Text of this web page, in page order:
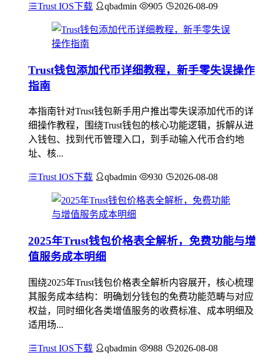
Trust IOS下载 qbadmin 905 2026-08-09
Trust钱包添加代币详细教程，新手零失误操作
指南
本指南针对Trust钱包新手用户推出零失误添加代币的详
细操作教程，围绕Trust钱包的核心功能逻辑，拆解从进
入钱包、找到代币管理入口，到手动输入代币合约地
址、核...
Trust IOS下载 qbadmin 930 2026-08-08
2025年Trust钱包价格表全解析，免费功能与增
值服务成本明细
围绕2025年Trust钱包价格表全解析内容展开，核心梳理
其服务成本结构：明确划分钱包的免费功能范畴与对应
权益，同时细化各类增值服务的收费标准、成本明细及
适用场...
Trust IOS下载 qbadmin 988 2026-08-08